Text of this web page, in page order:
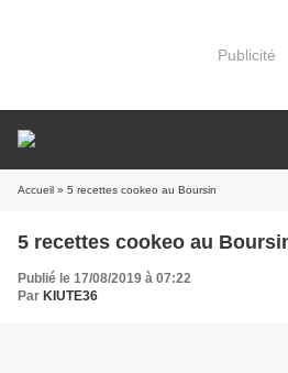
Publicité
Accueil » 5 recettes cookeo au Boursin
5 recettes cookeo au
Publié le 17/08/2019 à 07:22
Par KIUTE36